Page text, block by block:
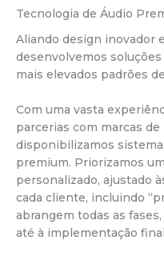
Tecnologia de Áudio
Aliando design inovador
desenvolvemos
mais elevados padrões
Com uma vasta
parcerias com marcas
disponibilizamos
premium. Priorizamos
personalizado, ajustado
cada cliente, incluindo
abrangem todas as
até à implementação